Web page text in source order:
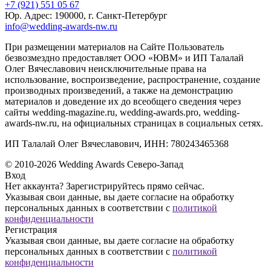
+7 (921) 551 05 67
Юр. Адрес: 190000, г. Санкт-Петербург
info@wedding-awards-nw.ru
При размещении материалов на Сайте Пользователь
безвозмездно предоставляет ООО «ЮВМ» и ИП Талалай
Олег Вячеславович неисключительные права на
использование, воспроизведение, распространение, создание
производных произведений, а также на демонстрацию
материалов и доведение их до всеобщего сведения через
сайты wedding-magazine.ru, wedding-awards.pro, wedding-
awards-nw.ru, на официальных страницах в социальных сетях.
ИП Талалай Олег Вячеславович, ИНН: 780243465368
© 2010-2026 Wedding Awards Северо-Запад
Вход
Нет аккаунта? Зарегистрируйтесь прямо сейчас.
Указывая свои данные, вы даете согласие на обработку
персональных данных в соответствии с политикой
конфиденциальности
Регистрация
Указывая свои данные, вы даете согласие на обработку
персональных данных в соответствии с политикой
конфиденциальности